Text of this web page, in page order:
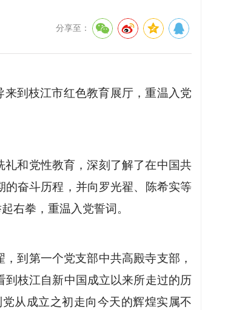
分享至：
到枝江市红色教育展厅，重温入党
和党性教育，深刻了解了在中国共
奋斗历程，并向罗光翟、陈希实等
右拳，重温入党誓词。
到第一个党支部中共高殿寺支部，
枝江自新中国成立以来所走过的历
从成立之初走向今天的辉煌实属不